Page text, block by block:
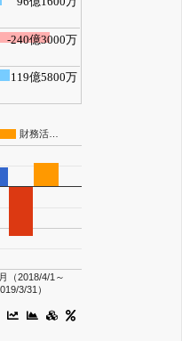
-240億3000万
119億5800万
財務活…
（2018/4/1～
3/31）